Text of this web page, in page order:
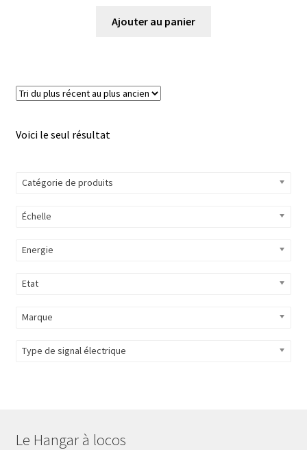
Ajouter au panier
Voici le seul résultat
Catégorie de produits
Échelle
Energie
Etat
Marque
Type de signal électrique
Le Hangar à locos